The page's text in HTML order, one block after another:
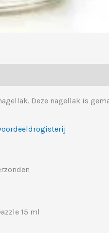
Deze nagellak is
15 ml